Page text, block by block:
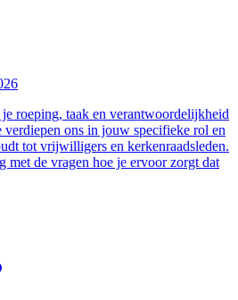
roeping, taak en verantwoordelijkheid
verdiepen ons in jouw specifieke rol en
tot vrijwilligers en kerkenraadsleden.
met de vragen hoe je ervoor zorgt dat